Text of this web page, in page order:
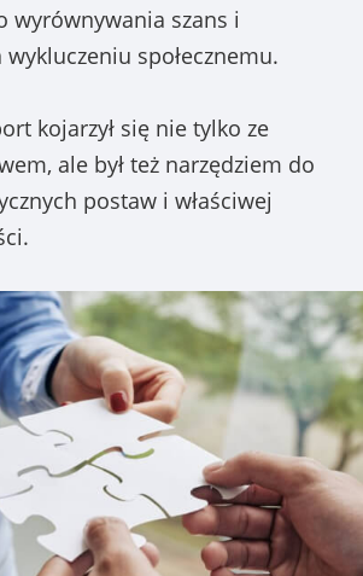
wyrównywania szans i
wykluczeniu społecznemu.
kojarzył się nie tylko ze
ale był też narzędziem do
postaw i właściwej